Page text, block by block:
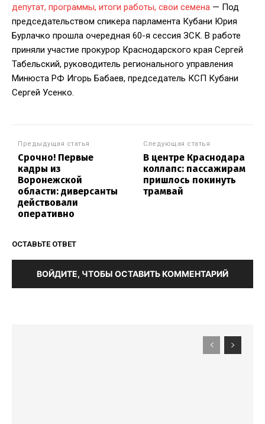
депутат, программы, итоги работы, свои семена — Под
председательством спикера парламента Кубани Юрия
Бурлачко прошла очередная 60-я сессия ЗСК. В работе
приняли участие прокурор Краснодарского края Сергей
Табельский, руководитель регионального управления
Минюста РФ Игорь Бабаев, председатель КСП Кубани
Сергей Усенко.
Предыдущая статья
Срочно! Первые
кадры из
Воронежской
области: диверсанты
действовали
оперативно
Следующая статья
В центре Краснодара
коллапс: пассажирам
пришлось покинуть
трамвай
ОСТАВЬТЕ ОТВЕТ
ВОЙДИТЕ, ЧТОБЫ ОСТАВИТЬ КОММЕНТАРИЙ